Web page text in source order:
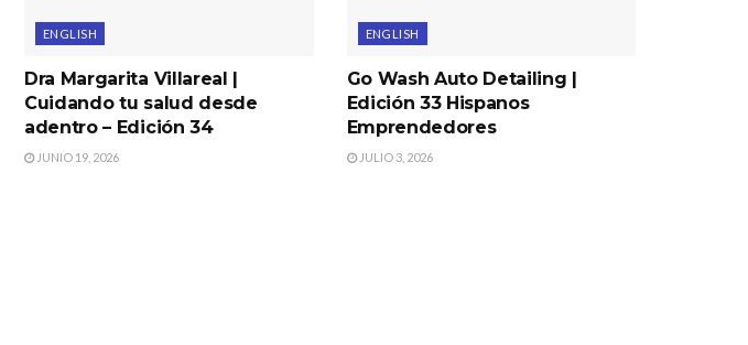
ENGLISH
Dra Margarita Villareal |
Cuidando tu salud desde
adentro – Edición 34
JUNIO 19, 2026
ENGLISH
Go Wash Auto Detailing |
Edición 33 Hispanos
Emprendedores
JULIO 3, 2026